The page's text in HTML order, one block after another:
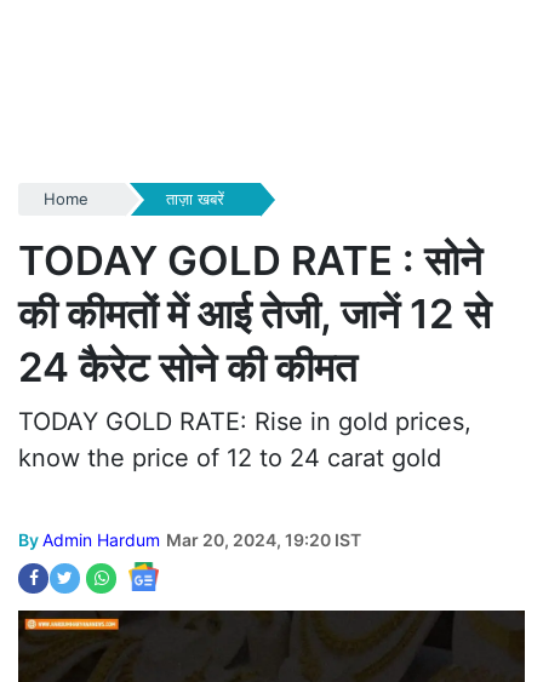
Home ताज़ा खबरें
TODAY GOLD RATE : सोने
की कीमतों में आई तेजी, जानें 12 से
24 कैरेट सोने की कीमत
TODAY GOLD RATE: Rise in gold prices,
know the price of 12 to 24 carat gold
ByAdmin Hardum Mar 20, 2024, 19:20 IST